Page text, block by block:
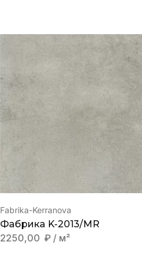
Fabrika-Kerranova
Фабрикa K-2013/MR
2250,00 ₽ / м²